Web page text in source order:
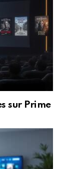
sur Prime